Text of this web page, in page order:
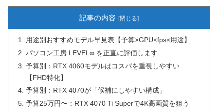
記事の内容
用途別おすすめモデル早見表【予算×GPU×fps×用途】
パソコン工房 LEVEL∞ を正直に評価します
予算別：RTX 4060モデルはコスパを重視しやすい
【FHD特化】
予算別：RTX 4070が「候補にしやすい構成」
予算25万円〜：RTX 4070 Ti Superで4K高画質を狙う